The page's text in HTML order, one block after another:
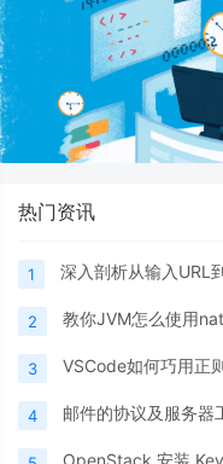
热门资讯
1 深入剖析从输入URL
2 教你JVM怎么使用
3 VSCode如何巧用正
4 邮件的协议及服务器
OpenStack 安装